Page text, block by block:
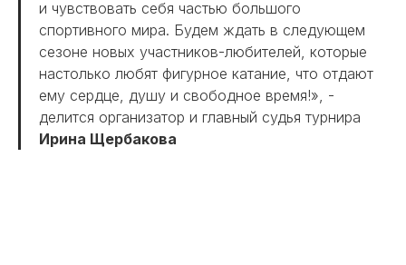
и чувствовать себя частью большого
спортивного мира. Будем ждать в следующем
сезоне новых участников-любителей, которые
настолько любят фигурное катание, что отдают
ему сердце, душу и свободное время!», -
делится организатор и главный судья турнира
Ирина Щербакова